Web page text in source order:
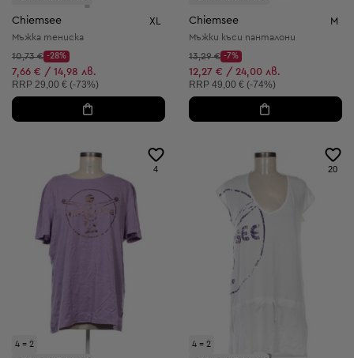
Chiemsee XL
Мъжка тениска
Начална цена:
10,73 €
Discount Price:
-28%
Намалена цена:
7,66 € / 14,98 лв.
Препоръчителна цена:
RRP 29,00 € (-73%)
Chiemsee M
Мъжки къси панталони
Начална цена:
13,29 €
Discount Price:
-7%
Намалена цена:
12,27 € / 24,00 лв.
Препоръчителна цена:
RRP 49,00 € (-74%)
4 = 2
4
4 = 2
20